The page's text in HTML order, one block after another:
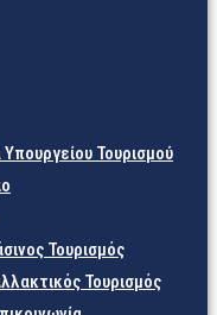
Τουρισμού
Τουρισμός
Τουρισμός